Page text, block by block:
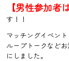
【男性参加者
す！！
マッチングイベン
ループトークなど
にしました。